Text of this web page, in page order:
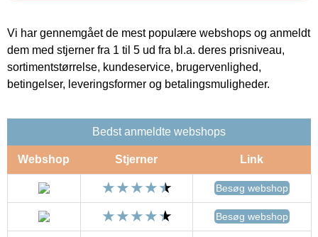
Vi har gennemgået de mest populære webshops og anmeldt
dem med stjerner fra 1 til 5 ud fra bl.a. deres prisniveau,
sortimentstørrelse, kundeservice, brugervenlighed,
betingelser, leveringsformer og betalingsmuligheder.
Bedst anmeldte webshops
Webshop Stjerner Link
Besøg webshop
Besøg webshop